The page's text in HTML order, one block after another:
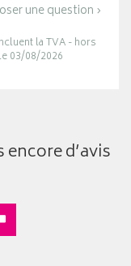
une question ›
la TVA - hors
03/08/2026
d’avis